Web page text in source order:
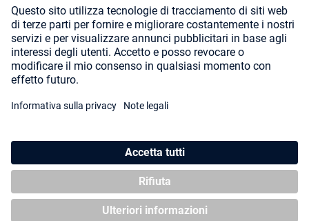
Payment Methods
Shipping
Blog